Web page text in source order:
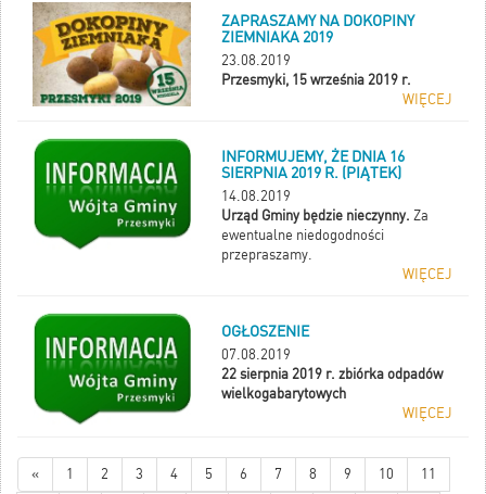
ZAPRASZAMY NA DOKOPINY
ZIEMNIAKA 2019
23.08.2019
Przesmyki, 15 września 2019 r.
WIĘCEJ
INFORMUJEMY, ŻE DNIA 16
SIERPNIA 2019 R. (PIĄTEK)
14.08.2019
Urząd Gminy będzie nieczynny. Za
ewentualne niedogodności
przepraszamy.
WIĘCEJ
OGŁOSZENIE
07.08.2019
22 sierpnia 2019 r. zbiórka odpadów
wielkogabarytowych
WIĘCEJ
« 1 2 3 4 5 6 7 8 9 10 11